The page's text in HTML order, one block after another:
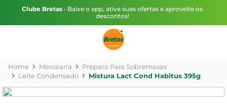
Clube Bretas • Baixe o app, ative suas ofertas e aproveite os
descontos!
Mercearia
Preparo Para Sobremesas
Leite Condensado
Mistura Lact Cond Habitus 395g